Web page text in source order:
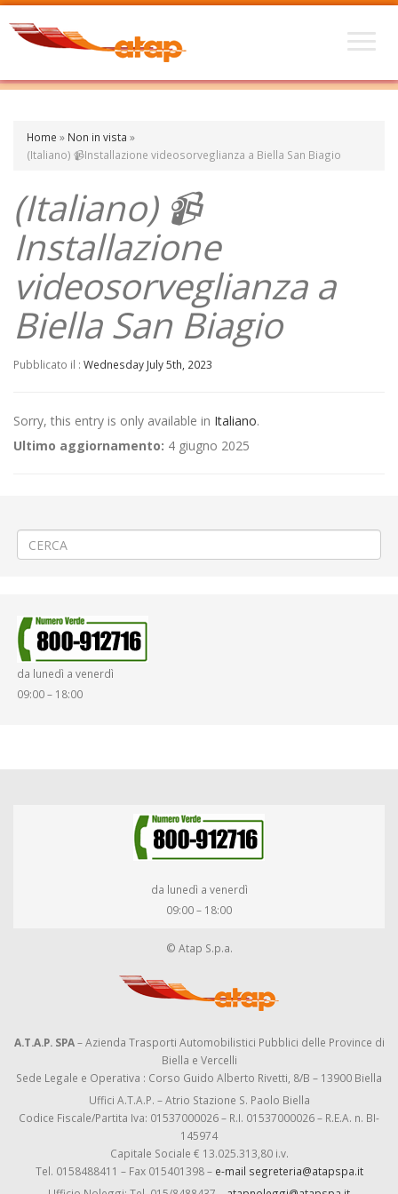
Home » Non in vista »
(Italiano) 📹Installazione videosorveglianza a Biella San Biagio
(Italiano) 📹
Installazione
videosorveglianza a
Biella San Biagio
Pubblicato il : Wednesday July 5th, 2023
Sorry, this entry is only available in Italiano.
Ultimo aggiornamento: 4 giugno 2025
da lunedì a venerdì
09:00 – 18:00
da lunedì a venerdì
09:00 – 18:00
© Atap S.p.a.
A.T.A.P. SPA– Azienda Trasporti Automobilistici Pubblici delle Province di
Biella e Vercelli
Sede Legale e Operativa : Corso Guido Alberto Rivetti, 8/B – 13900 Biella
Uffici A.T.A.P. – Atrio Stazione S. Paolo Biella
Codice Fiscale/Partita Iva: 01537000026 – R.I. 01537000026 – R.E.A. n. BI-
145974
Capitale Sociale € 13.025.313,80 i.v.
Tel. 0158488411 – Fax 015401398 – e-mail segreteria@atapspa.it